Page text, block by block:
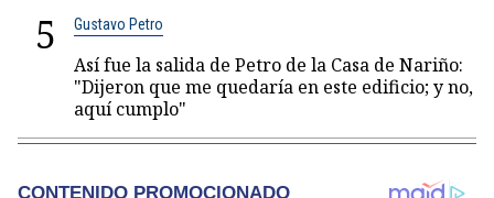
5 Gustavo Petro
Así fue la salida de Petro de la Casa de Nariño:
"Dijeron que me quedaría en este edificio; y no,
aquí cumplo"